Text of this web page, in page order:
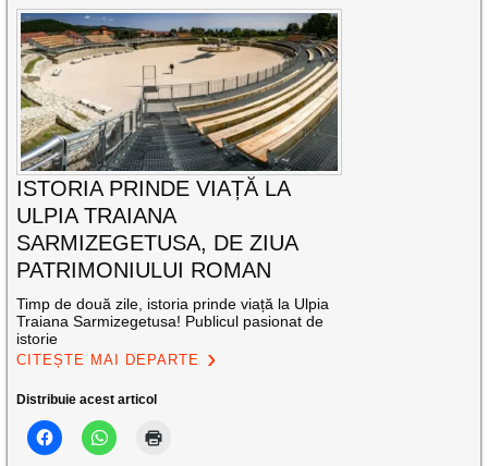
ISTORIA PRINDE VIAȚĂ LA
ULPIA TRAIANA
SARMIZEGETUSA, DE ZIUA
PATRIMONIULUI ROMAN
Timp de două zile, istoria prinde viață la Ulpia
Traiana Sarmizegetusa! Publicul pasionat de
istorie
CITEȘTE MAI DEPARTE
Distribuie acest articol